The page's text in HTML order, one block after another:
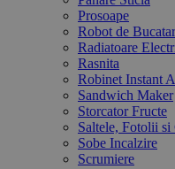
Prosoape
Robot de
Radiatoare
Rasnita
Robinet Instant
Sandwich Maker
Storcator Fructe
Saltele, Fotolii
Sobe Incalzire
Scrumiere